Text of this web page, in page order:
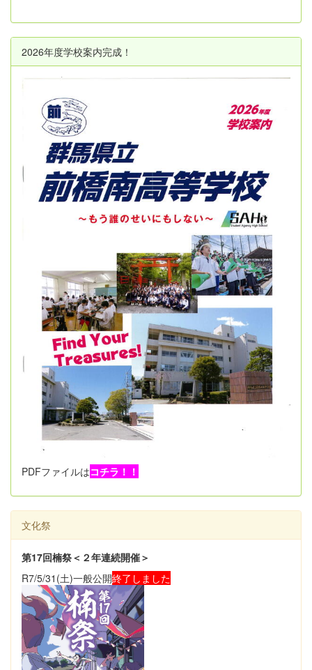
2026年度学校案内完成！
PDFファイルはコチラ！！
文化祭
第17回楠祭＜２年連続開催＞
R7/5/31(土)一般公開終了しました